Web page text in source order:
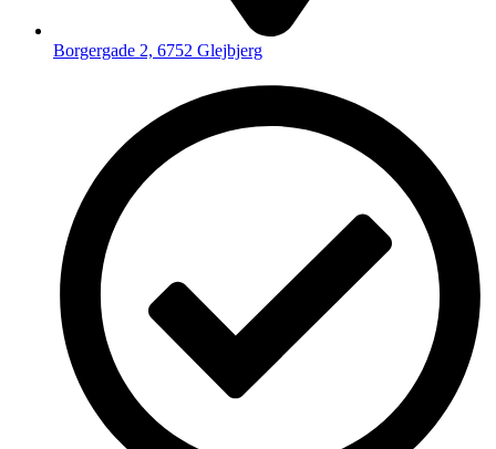
Borgergade 2, 6752 Glejbjerg